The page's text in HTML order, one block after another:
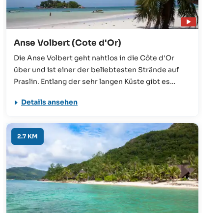
Anse Volbert (Cote d'Or)
Die Anse Volbert geht nahtlos in die Côte d'Or
über und ist einer der beliebtesten Strände auf
Praslin. Entlang der sehr langen Küste gibt es
Restaurants. Das seicht abfallende und sehr
Familien mit Kindern, aber auch für jeden anderen
Seychellen-Urlauber!
Details ansehen
2.7 KM